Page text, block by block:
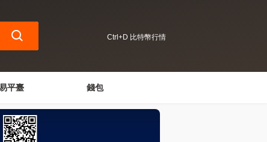
Ctrl+D 比特幣行情
平臺 錢包